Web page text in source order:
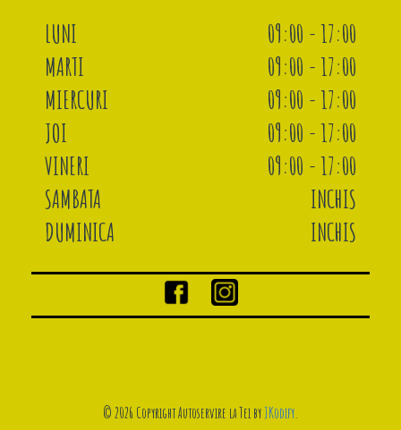
LUNI
09:00 - 17:00
MARTI
09:00 - 17:00
MIERCURI
09:00 - 17:00
JOI
09:00 - 17:00
VINERI
09:00 - 17:00
SAMBATA
INCHIS
DUMINICA
INCHIS
© 2026 Copyright Autoservire la Tei byJKodify.